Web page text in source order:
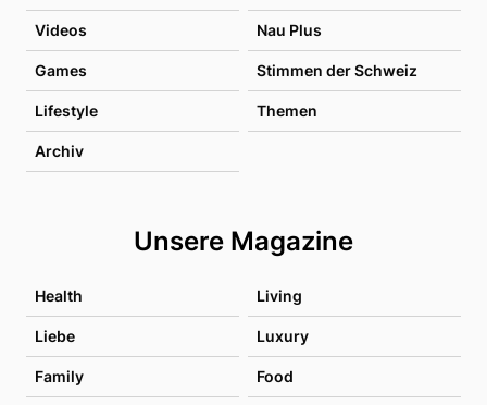
Videos Nau Plus
Games Stimmen der Schweiz
Lifestyle Themen
Archiv
Unsere Magazine
Health Living
Liebe Luxury
Family Food